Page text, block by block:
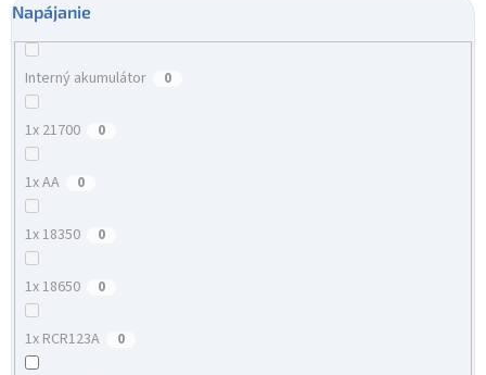
Napájanie
Interný akumulátor 0
1x 21700 0
1x AA 0
1x 18350 0
1x 18650 0
1x RCR123A 0